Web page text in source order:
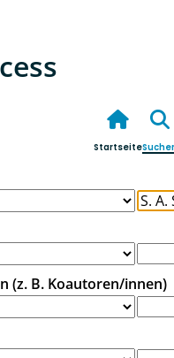
Startseite
(z. B. Koautoren/innen)